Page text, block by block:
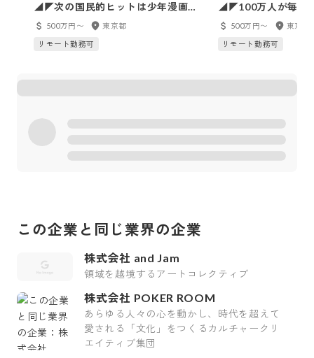
◢◤次の国民的ヒットは少年漫画か
ら◢◤作家と共に少年の人生を動か
す！第五編集部
500万円〜
東京都
リモート勤務可
◢◤100万人が毎週
を、バトル
画編集者｜第二編集
500万円〜
東京都
リモート勤務可
この企業と同じ業界の企業
株式会社 and Jam
領域を越境するアートコレクティブ
株式会社 POKER ROOM
あらゆる人々の心を動かし、時代を超えて
愛される「文化」をつくるカルチャークリ
エイティブ集団